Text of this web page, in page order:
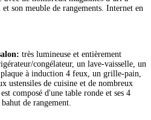
son meuble de rangements. Internet en
très lumineuse et entièrement
congélateur, un lave-vaisselle, un
à induction 4 feux, un grille-pain,
ustensiles de cuisine et de nombreux
composé d'une table ronde et ses 4
de rangement.